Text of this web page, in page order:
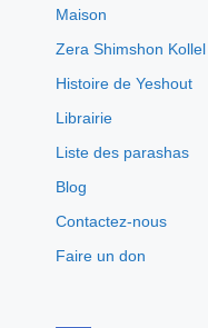
Maison
Zera Shimshon Kollel
Histoire de Yeshout
Librairie
Liste des parashas
Blog
Contactez-nous
Faire un don